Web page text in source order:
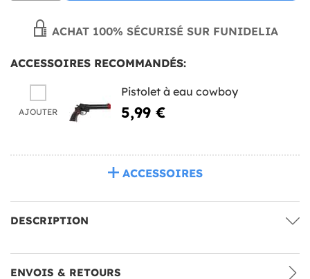
ACHAT 100% SÉCURISÉ SUR FUNIDELIA
ACCESSOIRES RECOMMANDÉS:
AJOUTER
Pistolet à eau cowboy
5,99 €
ACCESSOIRES
DESCRIPTION
ENVOIS & RETOURS